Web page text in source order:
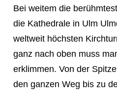
Bei weitem die
die Kathedrale in Ulm
weltweit höchsten
ganz nach oben muss
erklimmen. Von der
den ganzen Weg bis zu